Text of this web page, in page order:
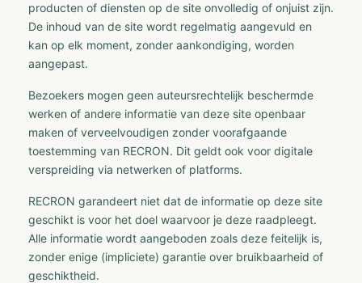
producten of diensten op de site onvolledig of onjuist zijn.
De inhoud van de site wordt regelmatig aangevuld en
kan op elk moment, zonder aankondiging, worden
aangepast.
Bezoekers mogen geen auteursrechtelijk beschermde
werken of andere informatie van deze site openbaar
maken of verveelvoudigen zonder voorafgaande
toestemming van RECRON. Dit geldt ook voor digitale
verspreiding via netwerken of platforms.
RECRON garandeert niet dat de informatie op deze site
geschikt is voor het doel waarvoor je deze raadpleegt.
Alle informatie wordt aangeboden zoals deze feitelijk is,
zonder enige (impliciete) garantie over bruikbaarheid of
geschiktheid.